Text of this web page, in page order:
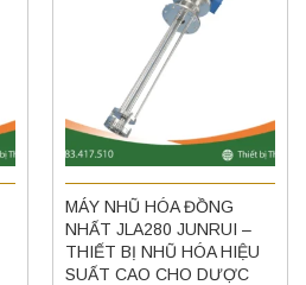
MÁY NHŨ HÓA ĐỒNG
NHẤT JLA280 JUNRUI –
THIẾT BỊ NHŨ HÓA HIỆU
SUẤT CAO CHO DƯỢC